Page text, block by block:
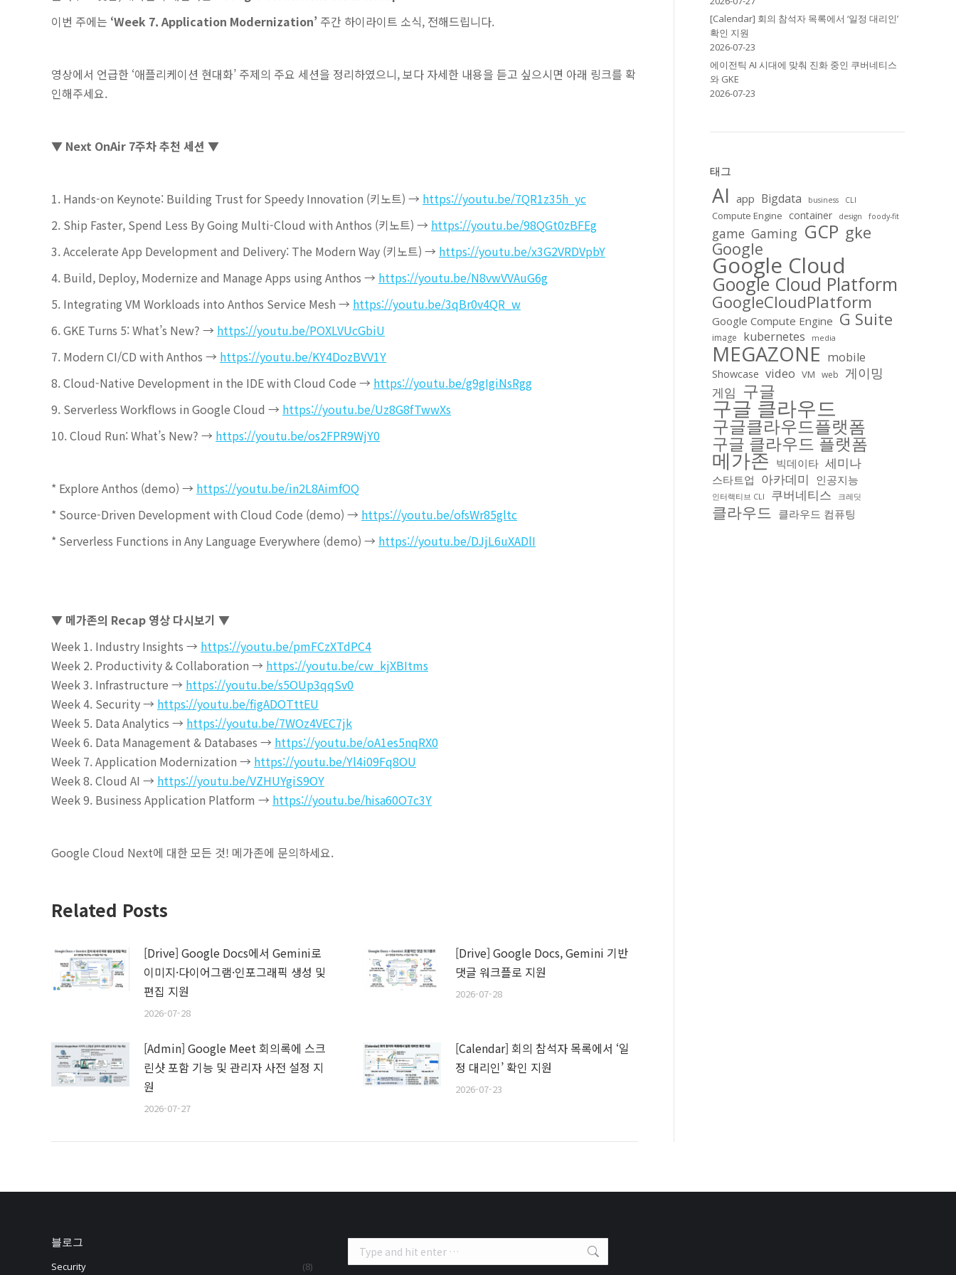
이번 주에는 ‘Week 7. Application Modernization’ 주간 하이라이트 소식, 전해드립니다.
영상에서 언급한 ‘애플리케이션 현대화’ 주제의 주요 세션을 정리하였으니, 보다 자세한 내용을 듣고 싶으시면 아래 링크를 확
인해주세요.
▼ Next OnAir 7주차 추천 세션 ▼
1. Hands-on Keynote: Building Trust for Speedy Innovation (키노트) → https://youtu.be/7QR1z35h_yc
2. Ship Faster, Spend Less By Going Multi-Cloud with Anthos (키노트) → https://youtu.be/98QGt0zBFEg
3. Accelerate App Development and Delivery: The Modern Way (키노트) → https://youtu.be/x3G2VRDVpbY
4. Build, Deploy, Modernize and Manage Apps using Anthos → https://youtu.be/N8vwVVAuG6g
5. Integrating VM Workloads into Anthos Service Mesh → https://youtu.be/3qBr0v4QR_w
6. GKE Turns 5: What’s New? → https://youtu.be/POXLVUcGbiU
7. Modern CI/CD with Anthos → https://youtu.be/KY4DozBVV1Y
8. Cloud-Native Development in the IDE with Cloud Code → https://youtu.be/g9gIgiNsRgg
9. Serverless Workflows in Google Cloud → https://youtu.be/Uz8G8fTwwXs
10. Cloud Run: What’s New? → https://youtu.be/os2FPR9WjY0
* Explore Anthos (demo) → https://youtu.be/in2L8AimfOQ
* Source-Driven Development with Cloud Code (demo) → https://youtu.be/ofsWr85gltc
* Serverless Functions in Any Language Everywhere (demo) → https://youtu.be/DJjL6uXADlI
▼ 메가존의 Recap 영상 다시보기 ▼
Week 1. Industry Insights → https://youtu.be/pmFCzXTdPC4
Week 2. Productivity & Collaboration → https://youtu.be/cw_kjXBItms
Week 3. Infrastructure → https://youtu.be/s5OUp3qqSv0
Week 4. Security → https://youtu.be/figADOTttEU
Week 5. Data Analytics → https://youtu.be/7WOz4VEC7jk
Week 6. Data Management & Databases → https://youtu.be/oA1es5nqRX0
Week 7. Application Modernization → https://youtu.be/Yl4i09Fq8OU
Week 8. Cloud AI → https://youtu.be/VZHUYgiS9OY
Week 9. Business Application Platform → https://youtu.be/hisa60O7c3Y
Google Cloud Next에 대한 모든 것! 메가존에 문의하세요.
Related Posts
[Drive] Google Docs에서 Gemini로
이미지·다이어그램·인포그래픽 생성 및
편집 지원
2026-07-28
[Drive] Google Docs, Gemini 기반
댓글 워크플로 지원
2026-07-28
[Admin] Google Meet 회의록에 스크
린샷 포함 기능 및 관리자 사전 설정 지
원
2026-07-27
[Calendar] 회의 참석자 목록에서 ‘일
정 대리인’ 확인 지원
2026-07-23
[Calendar] 회의 참석자 목록에서 ‘일정 대리인’
확인 지원
2026-07-23
에이전틱 AI 시대에 맞춰 진화 중인 쿠버네티스
와 GKE
2026-07-23
태그
AI app Bigdata business CLI
Compute Engine container design foody-fit
game Gaming GCP gke
Google
Google Cloud
Google Cloud Platform
GoogleCloudPlatform
Google Compute Engine G Suite
image kubernetes media
MEGAZONE mobile
Showcase video VM web
게이밍
게임 구글
구글 클라우드
구글클라우드플랫폼
구글 클라우드 플랫폼
메가존 빅데이타 세미나
스타트업 아카데미 인공지능
인터랙티브 CLI 쿠버네티스 크레딧
클라우드 클라우드 컴퓨팅
블로그
Security (8)